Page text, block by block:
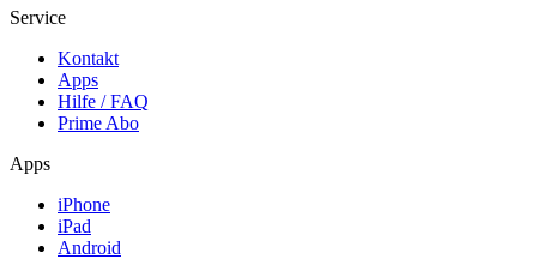
Service
Kontakt
Apps
Hilfe / FAQ
Prime Abo
Apps
iPhone
iPad
Android